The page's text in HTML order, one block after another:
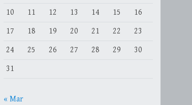
10
11 12 13 14 15
16
17
18 19 20 21 22
23
24
25 26 27 28 29
30
31
« Mar